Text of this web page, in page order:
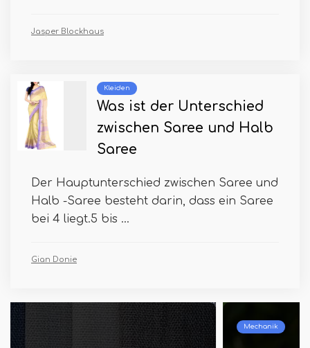
Jasper Blockhaus
Kleiden
Was ist der Unterschied
zwischen Saree und Halb
Saree
Der Hauptunterschied zwischen Saree und
Halb -Saree besteht darin, dass ein Saree
bei 4 liegt.5 bis ...
Gian Donie